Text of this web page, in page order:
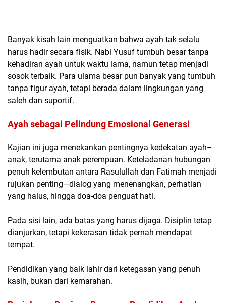
Banyak kisah lain menguatkan bahwa ayah tak selalu
harus hadir secara fisik. Nabi Yusuf tumbuh besar tanpa
kehadiran ayah untuk waktu lama, namun tetap menjadi
sosok terbaik. Para ulama besar pun banyak yang tumbuh
tanpa figur ayah, tetapi berada dalam lingkungan yang
saleh dan suportif.
Ayah sebagai Pelindung Emosional Generasi
Kajian ini juga menekankan pentingnya kedekatan ayah–
anak, terutama anak perempuan. Keteladanan hubungan
penuh kelembutan antara Rasulullah dan Fatimah menjadi
rujukan penting—dialog yang menenangkan, perhatian
yang halus, hingga doa-doa penguat hati.
Pada sisi lain, ada batas yang harus dijaga. Disiplin tetap
dianjurkan, tetapi kekerasan tidak pernah mendapat
tempat.
Pendidikan yang baik lahir dari ketegasan yang penuh
kasih, bukan dari kemarahan.